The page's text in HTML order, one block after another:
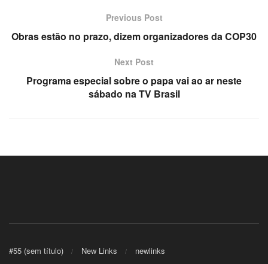
Previous Post
Obras estão no prazo, dizem organizadores da COP30
Next Post
Programa especial sobre o papa vai ao ar neste
sábado na TV Brasil
#55 (sem título) New Links newlinks